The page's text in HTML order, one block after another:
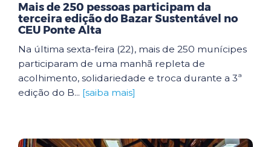
Mais de 250 pessoas participam da
terceira edição do Bazar Sustentável no
CEU Ponte Alta
Na última sexta-feira (22), mais de 250 munícipes
participaram de uma manhã repleta de
acolhimento, solidariedade e troca durante a 3ª
edição do B... [saiba mais]